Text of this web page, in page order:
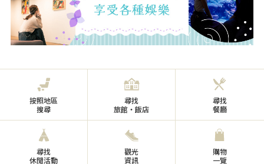
按照地區
搜尋
尋找
旅館・飯店
尋找
餐廳
尋找
休閒活動
觀光
資訊
購物
一覽